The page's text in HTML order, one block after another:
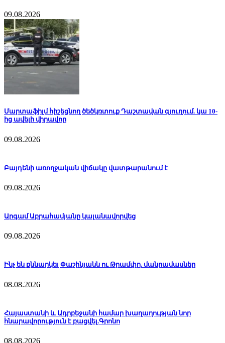
09.08.2026
Մարտաֆիլմ հիշեցնող ծեծկռտուք Դաշտավան գյուղում. կա 10-
ից ավելի վիրավոր
09.08.2026
Բայդենի առողջական վիճակը վատթարանում է
09.08.2026
Արգամ Աբրահամյանը կալանավորվեց
09.08.2026
Ինչ են քննարկել Փաշինյանն ու Թրամփը. մանրամասներ
08.08.2026
Հայաստանի և Ադրբեջանի համար խաղաղության նոր
հնարավորություն է բացվել.Գրոնո
08.08.2026